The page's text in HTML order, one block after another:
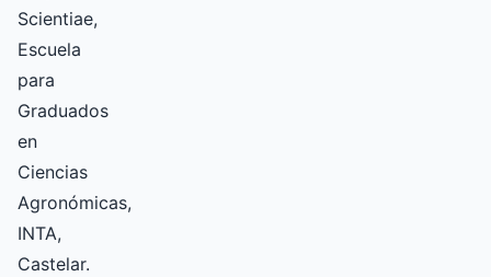
Scientiae,
Escuela
para
Graduados
en
Ciencias
Agronómicas,
INTA,
Castelar.